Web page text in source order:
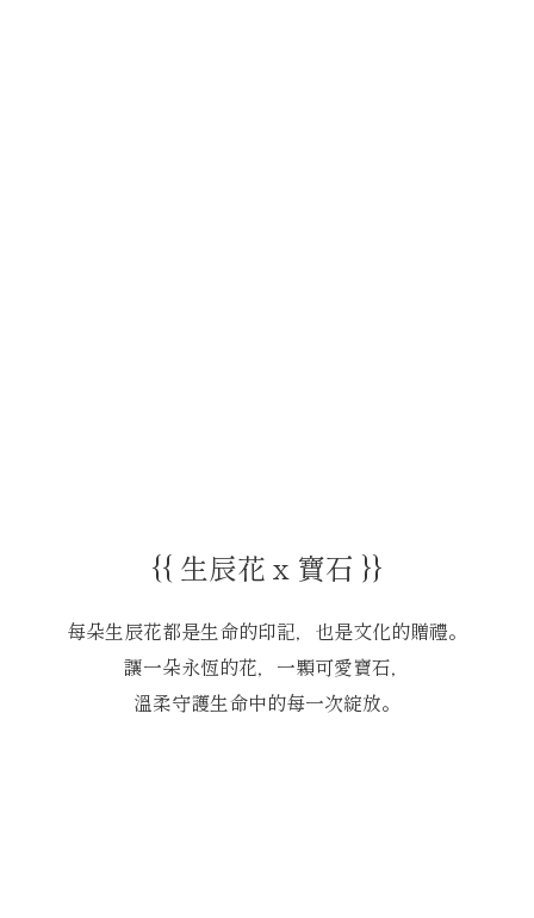
{{ 生辰花 x 寶石 }}
每朵生辰花都是生命的印記，也是文化的贈禮。
讓一朵永恆的花，一顆可愛寶石，
溫柔守護生命中的每一次綻放。